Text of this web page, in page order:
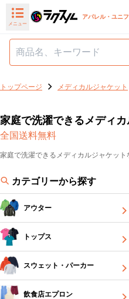
メニュー
アパレル・ユニ
トップページ メディカルジャケット
家庭で洗濯できるメディ
全国送料無料
家庭で洗濯できるメディカルジャケッ
カテゴリーから探す
アウター
トップス
スウェット・パーカー
飲食店エプロン